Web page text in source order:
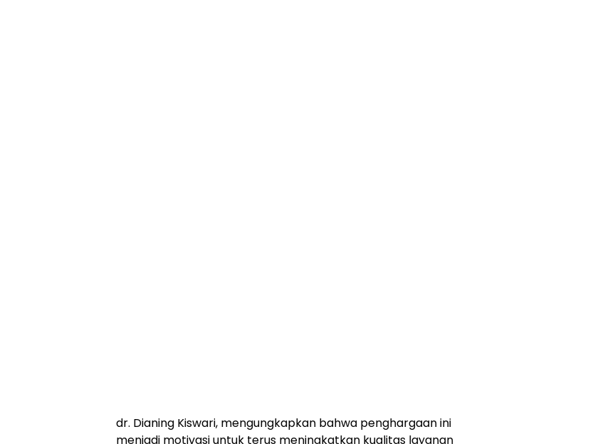
‎dr. Dianing Kiswari, mengungkapkan bahwa penghargaan ini
menjadi motivasi untuk terus meningkatkan kualitas layanan